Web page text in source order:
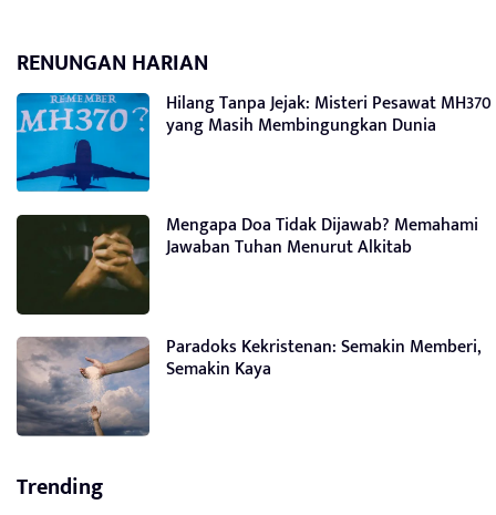
RENUNGAN HARIAN
Hilang Tanpa Jejak: Misteri Pesawat MH370
yang Masih Membingungkan Dunia
Mengapa Doa Tidak Dijawab? Memahami
Jawaban Tuhan Menurut Alkitab
Paradoks Kekristenan: Semakin Memberi,
Semakin Kaya
Trending